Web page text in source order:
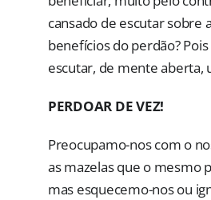
cansado de escutar sobre
benefícios do perdão?
escutar, de mente aberta,
PERDOAR DE VEZ!
Preocupamo-nos com o
as mazelas que o mesmo
mas esquecemo-nos ou